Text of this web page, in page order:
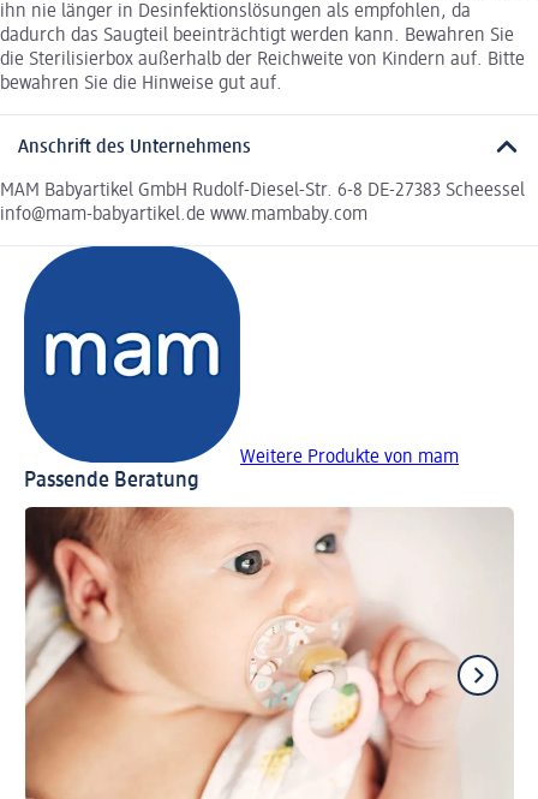
ihn nie länger in Desinfektionslösungen als empfohlen, da
dadurch das Saugteil beeinträchtigt werden kann. Bewahren Sie
die Sterilisierbox außerhalb der Reichweite von Kindern auf. Bitte
bewahren Sie die Hinweise gut auf.
Anschrift des Unternehmens
MAM Babyartikel GmbH Rudolf-Diesel-Str. 6-8 DE-27383 Scheessel
info@mam-babyartikel.de www.mambaby.com
Weitere Produkte von mam
Passende Beratung